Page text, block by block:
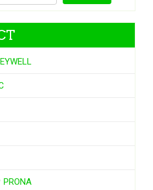
PRONA